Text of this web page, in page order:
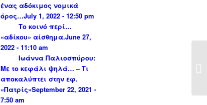
ένας αδόκιμος νομικά
όρος…July 1, 2022 - 12:50 pm
Το κοινό περί…
«αδίκου» αίσθημα.June 27,
2022 - 11:10 am
Ιωάννα Παλιοσπύρου:
Με το κεφάλι ψηλά… – Τι
αποκαλύπτει στην εφ.
«Πατρίς»September 22, 2021 -
7:50 am